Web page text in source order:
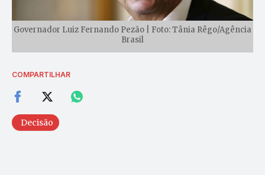
Governador Luiz Fernando Pezão | Foto: Tânia Rêgo/Agência
Brasil
COMPARTILHAR
Decisão